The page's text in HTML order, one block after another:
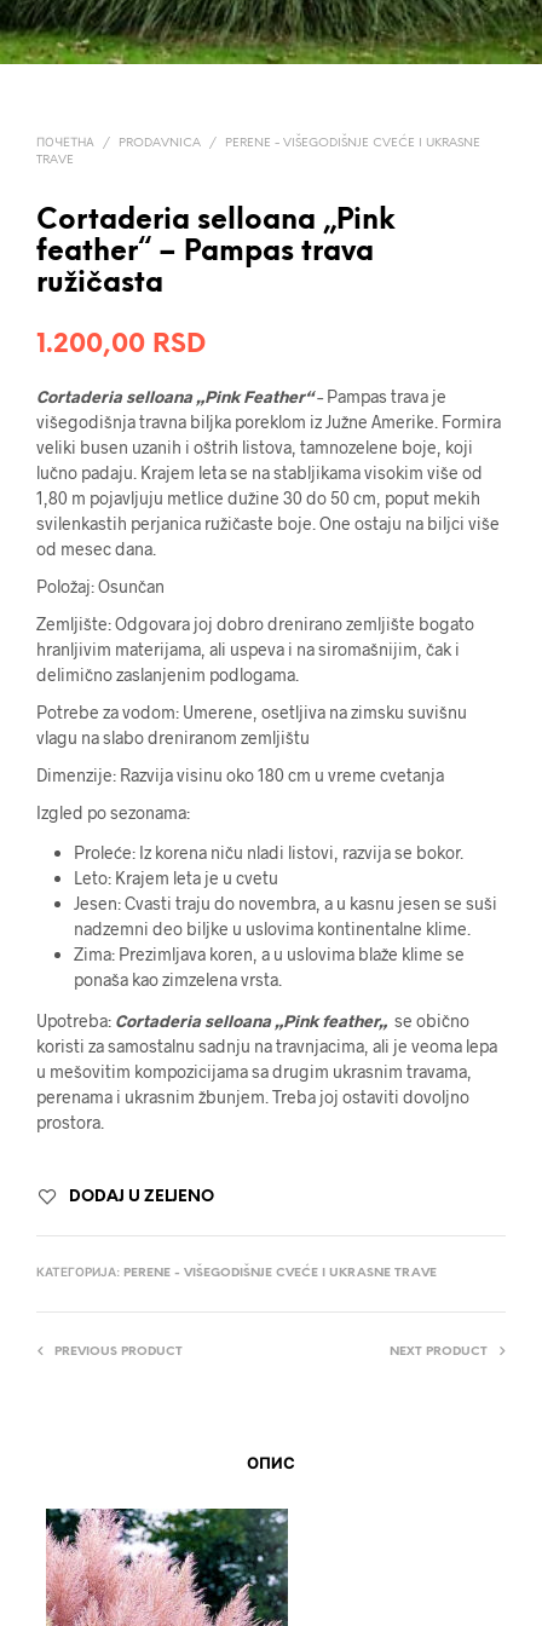
ПОЧЕТНА / PRODAVNICA /
PERENE - VIŠEGODIŠNJE CVEĆE I UKRASNE
TRAVE
Cortaderia selloana „Pink
feather“ – Pampas trava
ružičasta
1.200,00 RSD
Cortaderia selloana „Pink Feather“– Pampas trava je
višegodišnja travna biljka poreklom iz Južne Amerike. Formira
veliki busen uzanih i oštrih listova, tamnozelene boje, koji
lučno padaju. Krajem leta se na stabljikama visokim više od
1,80 m pojavljuju metlice dužine 30 do 50 cm , poput mekih
svilenkastih perjanica ružičaste boje. One ostaju na biljci više
od mesec dana.
Položaj: Osunčan
Zemljište: Odgovara joj dobro drenirano zemljište bogato
hranljivim materijama, ali uspeva i na siromašnijim, čak i
delimično zaslanjenim podlogama.
Potrebe za vodom: Umerene, osetljiva na zimsku suvišnu
vlagu na slabo dreniranom zemljištu
Dimenzije: Razvija visinu oko 180 cm u vreme cvetanja
Izgled po sezonama:
Proleće: Iz korena niču nladi listovi, razvija se bokor.
Leto: Krajem leta je u cvetu
Jesen: Cvasti traju do novembra, a u kasnu jesen se suši
nadzemni deo biljke u uslovima kontinentalne klime.
Zima: Prezimljava koren, a u uslovima blaže klime se
ponaša kao zimzelena vrsta.
Upotreba: Cortaderia selloana „Pink feather„ se obično
koristi za samostalnu sadnju na travnjacima, ali je veoma lepa
u mešovitim kompozicijama sa drugim ukrasnim travama,
perenama i ukrasnim žbunjem. Treba joj ostaviti dovoljno
prostora.
DODAJ U ZELJENO
КАТЕГОРИЈА: PERENE - VIŠEGODIŠNJE CVEĆE I UKRASNE TRAVE
PREVIOUS PRODUCT NEXT PRODUCT
ОПИС